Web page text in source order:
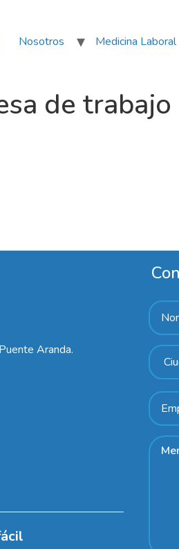
Nosotros Medicina Laboral
de trabajo
Aranda.